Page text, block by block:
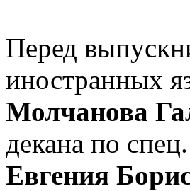
Перед
иностранных
Молчанова
декана по
Евгения